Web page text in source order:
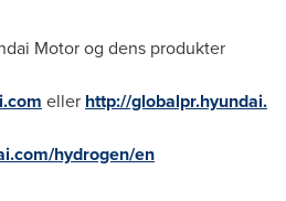
Motor og dens produkter
eller http://globalpr.hyundai.
hydrogen/en